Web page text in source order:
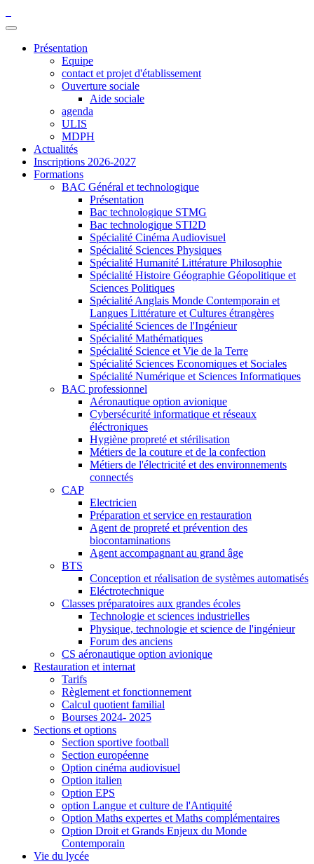
Présentation
Equipe
contact et projet d'établissement
Ouverture sociale
Aide sociale
agenda
ULIS
MDPH
Actualités
Inscriptions 2026-2027
Formations
BAC Général et technologique
Présentation
Bac technologique STMG
Bac technologique STI2D
Spécialité Cinéma Audiovisuel
Spécialité Sciences Physiques
Spécialité Humanité Littérature Philosophie
Spécialité Histoire Géographie Géopolitique et
Sciences Politiques
Spécialité Anglais Monde Contemporain et
Langues Littérature et Cultures étrangères
Spécialité Sciences de l'Ingénieur
Spécialité Mathématiques
Spécialité Science et Vie de la Terre
Spécialité Sciences Economiques et Sociales
Spécialité Numérique et Sciences Informatiques
BAC professionnel
Aéronautique option avionique
Cybersécurité informatique et réseaux
éléctroniques
Hygiène propreté et stérilisation
Métiers de la couture et de la confection
Métiers de l'électricité et des environnements
connectés
CAP
Electricien
Préparation et service en restauration
Agent de propreté et prévention des
biocontaminations
Agent accompagnant au grand âge
BTS
Conception et réalisation de systèmes automatisés
Eléctrotechnique
Classes préparatoires aux grandes écoles
Technologie et sciences industrielles
Physique, technologie et science de l'ingénieur
Forum des anciens
CS aéronautique option avionique
Restauration et internat
Tarifs
Règlement et fonctionnement
Calcul quotient familial
Bourses 2024- 2025
Sections et options
Section sportive football
Section européenne
Option cinéma audiovisuel
Option italien
Option EPS
option Langue et culture de l'Antiquité
Option Maths expertes et Maths complémentaires
Option Droit et Grands Enjeux du Monde
Contemporain
Vie du lycée